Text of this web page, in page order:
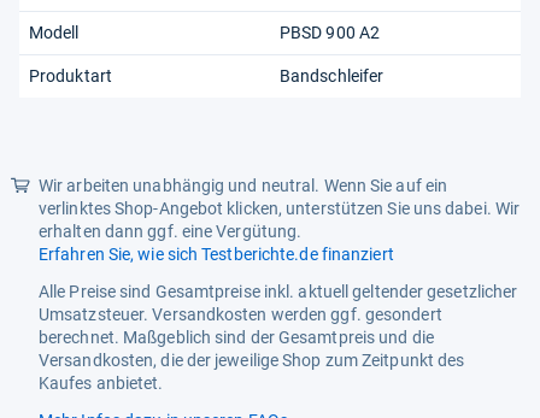
Modell PBSD 900 A2
Produktart Bandschleifer
Wir arbeiten unabhängig und neutral. Wenn Sie auf ein
verlinktes Shop-Angebot klicken, unterstützen Sie uns dabei. Wir
erhalten dann ggf. eine Vergütung.
Erfahren Sie, wie sich Testberichte.de finanziert
Alle Preise sind Gesamtpreise inkl. aktuell geltender gesetzlicher
Umsatzsteuer. Versandkosten werden ggf. gesondert
berechnet. Maßgeblich sind der Gesamtpreis und die
Versandkosten, die der jeweilige Shop zum Zeitpunkt des
Kaufes anbietet.